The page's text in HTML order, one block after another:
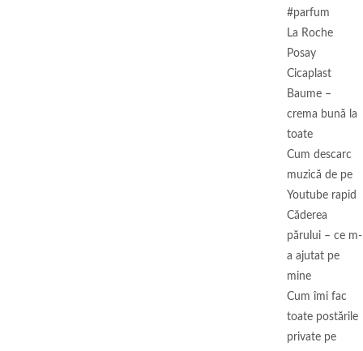
#parfum
La Roche
Posay
Cicaplast
Baume –
crema bună la
toate
Cum descarc
muzică de pe
Youtube rapid
Căderea
părului – ce m-
a ajutat pe
mine
Cum îmi fac
toate postările
private pe